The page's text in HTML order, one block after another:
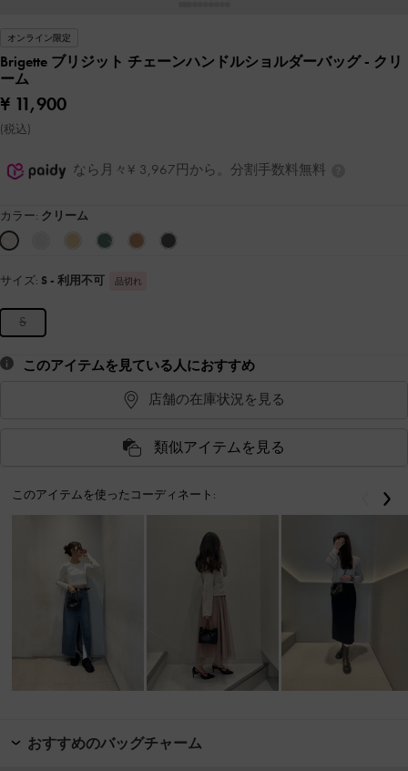
オンライン限定
Brigette ブリジット チェーンハンドルショルダーバッグ- クリ
ーム
¥ 11,900
(税込)
なら月々¥ 3,967円から。分割手数料無料
カラー: クリーム
サイズ: S - 利用不可 品切れ
S
このアイテムを見ている人におすすめ
店舗の在庫状況を見る
類似アイテムを見る
このアイテムを使ったコーディネート: 戻る
おすすめのバッグチャーム